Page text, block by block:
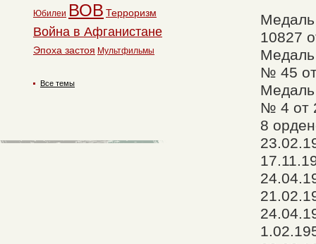
10827
Медаль
№ 45
Медаль
№ 4 от
8
Юбилеи ВОВ Терроризм
Война в Афганистане
Эпоха застоя Мультфильмы
Все темы